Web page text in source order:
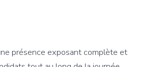
présence exposant complète et